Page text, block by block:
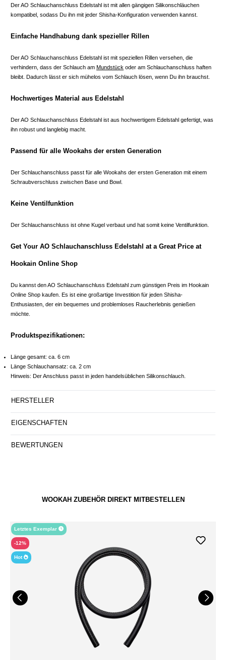
Der AO Schlauchanschluss Edelstahl ist mit allen gängigen Silikonschläuchen
kompatibel, sodass Du ihn mit jeder Shisha-Konfiguration verwenden kannst.
Einfache Handhabung dank spezieller Rillen
Der AO Schlauchanschluss Edelstahl ist mit speziellen Rillen versehen, die
verhindern, dass der Schlauch am Mundstück oder am Schlauchanschluss haften
bleibt. Dadurch lässt er sich mühelos vom Schlauch lösen, wenn Du ihn brauchst.
Hochwertiges Material aus Edelstahl
Der AO Schlauchanschluss Edelstahl ist aus hochwertigem Edelstahl gefertigt, was
ihn robust und langlebig macht.
Passend für alle Wookahs der ersten Generation
Der Schlauchanschluss passt für alle Wookahs der ersten Generation mit einem
Schraubverschluss zwischen Base und Bowl.
Keine Ventilfunktion
Der Schlauchanschluss ist ohne Kugel verbaut und hat somit keine Ventilfunktion.
Get Your AO Schlauchanschluss Edelstahl at a Great Price at
Hookain Online Shop
Du kannst den AO Schlauchanschluss Edelstahl zum günstigen Preis im Hookain
Online Shop kaufen. Es ist eine großartige Investition für jeden Shisha-
Enthusiasten, der ein bequemes und problemloses Raucherlebnis genießen
möchte.
Produktspezifikationen:
Länge gesamt: ca. 6 cm
Länge Schlauchansatz: ca. 2 cm
Hinweis: Der Anschluss passt in jeden handelsüblichen Silikonschlauch.
HERSTELLER
EIGENSCHAFTEN
BEWERTUNGEN
WOOKAH ZUBEHÖR DIREKT MITBESTELLEN
Letztes Exemplar
-12%
Hot